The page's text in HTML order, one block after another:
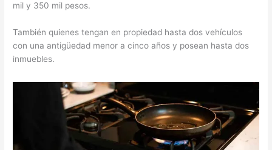
mil y 350 mil pesos.
También quienes tengan en propiedad hasta dos vehículos
con una antigüedad menor a cinco años y posean hasta dos
inmuebles.